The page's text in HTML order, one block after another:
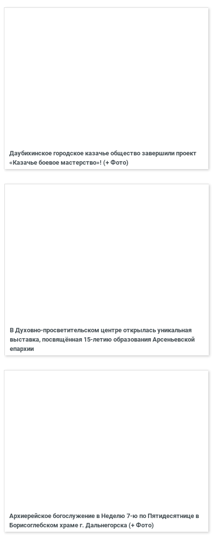
Даубихинское городское казачье общество завершили проект
«Казачье боевое мастерство»! (+ Фото)
В Духовно-просветительском центре открылась уникальная
выставка, посвящённая 15-летию образования Арсеньевской
епархии
Архиерейское богослужение в Неделю 7-ю по Пятидесятнице в
Борисоглебском храме г. Дальнегорска (+ Фото)